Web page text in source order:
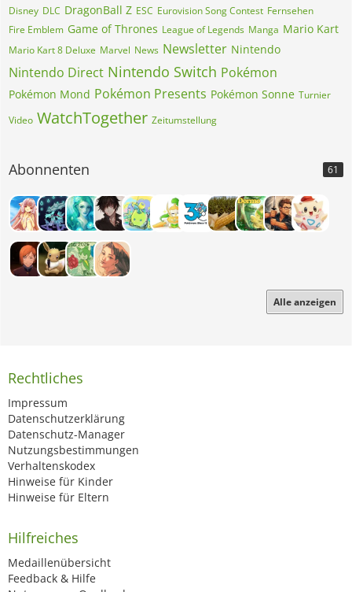
Disney DLC DragonBall Z ESC Eurovision Song Contest Fernsehen
Fire Emblem Game of Thrones League of Legends Manga Mario Kart
Mario Kart 8 Deluxe Marvel News Newsletter Nintendo
Nintendo Direct Nintendo Switch Pokémon
Pokémon Mond Pokémon Presents Pokémon Sonne Turnier
Video WatchTogether Zeitumstellung
Abonnenten 61
Alle anzeigen
Rechtliches
Impressum
Datenschutzerklärung
Datenschutz-Manager
Nutzungsbestimmungen
Verhaltenskodex
Hinweise für Kinder
Hinweise für Eltern
Hilfreiches
Medaillenübersicht
Feedback & Hilfe